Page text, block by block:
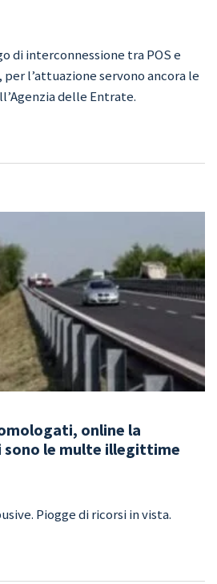
di interconnessione tra POS e
l’attuazione servono ancora le
delle Entrate.
online la
le multe illegittime
Piogge di ricorsi in vista.